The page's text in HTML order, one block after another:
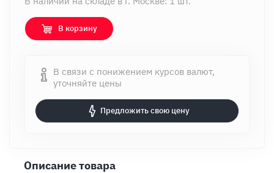
В корзину
В связи с понижением курсов валют,
уточняйте цены
Предложить свою цену
Описание товара